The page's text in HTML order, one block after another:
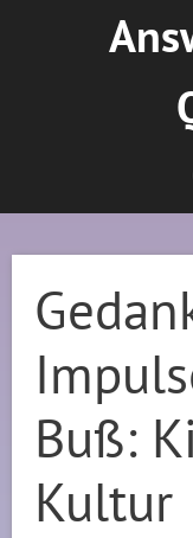
Buß:
Kultur